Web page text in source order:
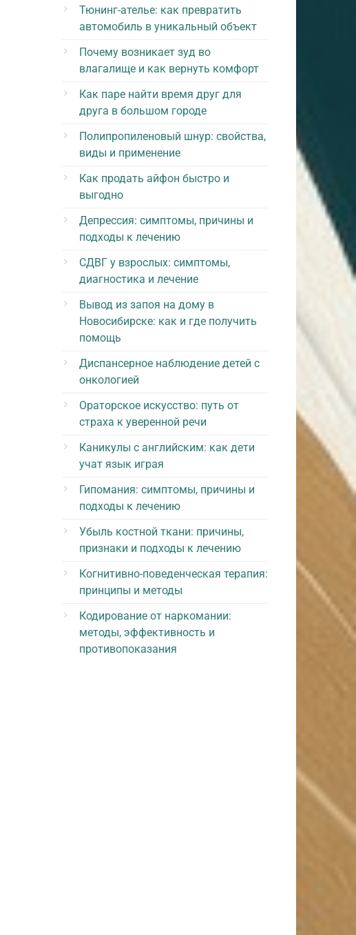
Тюнинг-ателье: как превратить
автомобиль в уникальный объект
Почему возникает зуд во
влагалище и как вернуть комфорт
Как паре найти время друг для
друга в большом городе
Полипропиленовый шнур: свойства,
виды и применение
Как продать айфон быстро и
выгодно
Депрессия: симптомы, причины и
подходы к лечению
СДВГ у взрослых: симптомы,
диагностика и лечение
Вывод из запоя на дому в
Новосибирске: как и где получить
помощь
Диспансерное наблюдение детей с
онкологией
Ораторское искусство: путь от
страха к уверенной речи
Каникулы с английским: как дети
учат язык играя
Гипомания: симптомы, причины и
подходы к лечению
Убыль костной ткани: причины,
признаки и подходы к лечению
Когнитивно-поведенческая терапия:
принципы и методы
Кодирование от наркомании:
методы, эффективность и
противопоказания